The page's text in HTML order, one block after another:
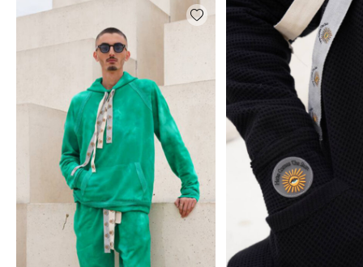
Add wishlist